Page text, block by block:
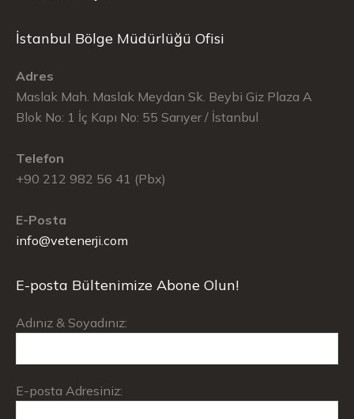
İstanbul Bölge Müdürlüğü Ofisi
Adres
Maslak Mah. Maslak Meydan Sk. Beybi Giz Plaza A
Blok No: 1 İç Kapı No: 55 Sarıyer / İstanbul
Telefon
+90 212 982 56 41 (Pbx)
E-Posta
info@vetenerji.com
E-posta Bültenimize Abone Olun!
Adınız & Soyadınız:
E-posta Adresiniz: